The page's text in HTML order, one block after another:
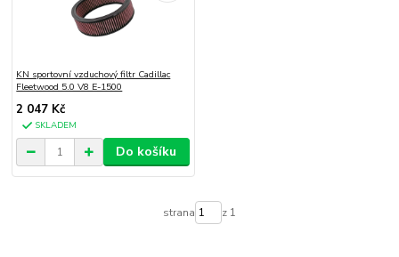
KN sportovní vzduchový filtr Cadillac
Fleetwood 5.0 V8 E-1500
2 047 Kč
SKLADEM
Do košíku
strana z 1